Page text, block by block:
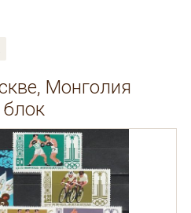
Монголия
блок